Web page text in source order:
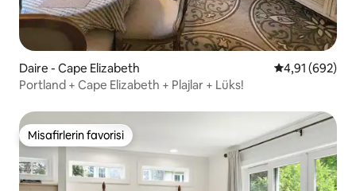
Daire - Cape Elizabeth 5 üzerinden
4,91 (692)
Portland + Cape Elizabeth + Plajlar + Lüks!
Misafirlerin favorisi
Misafirlerin favorisi